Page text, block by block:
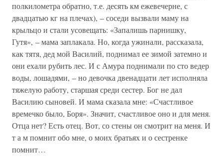
полкилометра обратно, т.е. десять км ежевечерне, с
двадцатью кг на плечах), – соседи вызвали маму на
крыльцо и стали усовещать: «Запалишь парнишку,
Гутя», – мама заплакала. Но, когда ужинали, рассказала,
как тятя, дед мой Василий, поднимал ее зимой затемно и
они ехали рубить лес. И с Амура поднимали по сто ведер
воды, лошадями, – но девочка двенадцати лет исполняла
тяжелую работу, старшая среди сестер. Бог не дал
Василию сыновей. И мама сказала мне: «Счастливое
времечко было, Боря». Значит, счастливое оно и для меня.
Отца нет? Есть отец. Вот, со стены он смотрит на меня. И
т а м помнит обо мне, о моих братьях и о сестренке
помнит…